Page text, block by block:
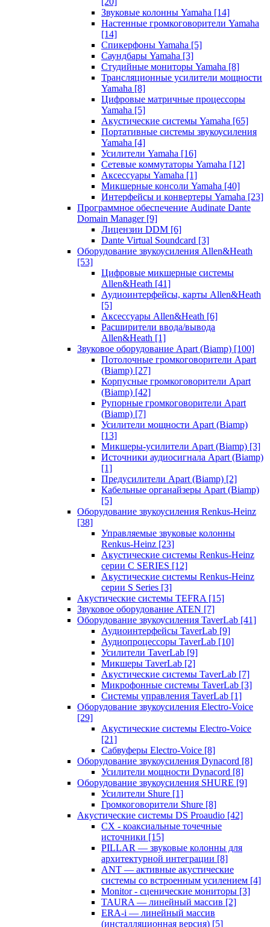
Звуковые колонны Yamaha [14]
Настенные громкоговорители Yamaha
[14]
Спикерфоны Yamaha [5]
Саундбары Yamaha [3]
Студийные мониторы Yamaha [8]
Трансляционные усилители мощности
Yamaha [8]
Цифровые матричные процессоры
Yamaha [5]
Акустические системы Yamaha [65]
Портативные системы звукоусиления
Yamaha [4]
Усилители Yamaha [16]
Сетевые коммутаторы Yamaha [12]
Аксессуары Yamaha [1]
Микшерные консоли Yamaha [40]
Интерфейсы и конвертеры Yamaha [23]
Программное обеспечение Audinate Dante
Domain Manager [9]
Лицензии DDM [6]
Dante Virtual Soundcard [3]
Оборудование звукоусиления Allen&Heath
[53]
Цифровые микшерные системы
Allen&Heath [41]
Аудиоинтерфейсы, карты Allen&Heath
[5]
Аксессуары Allen&Heath [6]
Расширители ввода/вывода
Allen&Heath [1]
Звуковое оборудование Apart (Biamp) [100]
Потолочные громкоговорители Apart
(Biamp) [27]
Корпусные громкоговорители Apart
(Biamp) [42]
Рупорные громкоговорители Apart
(Biamp) [7]
Усилители мощности Apart (Biamp)
[13]
Микшеры-усилители Apart (Biamp) [3]
Источники аудиосигнала Apart (Biamp)
[1]
Предусилители Apart (Biamp) [2]
Кабельные органайзеры Apart (Biamp)
[5]
Оборудование звукоусиления Renkus-Heinz
[38]
Управляемые звуковые колонны
Renkus-Heinz [23]
Акустические системы Renkus-Heinz
серии C SERIES [12]
Акустические системы Renkus-Heinz
серии S Series [3]
Акустические системы TEFRA [15]
Звуковое оборудование ATEN [7]
Оборудование звукоусиления TaverLab [41]
Аудиоинтерфейсы TaverLab [9]
Аудиопроцессоры TaverLab [10]
Усилители TaverLab [9]
Микшеры TaverLab [2]
Акустические системы TaverLab [7]
Микрофонные системы TaverLab [3]
Системы управления TaverLab [1]
Оборудование звукоусиления Electro-Voice
[29]
Акустические системы Electro-Voice
[21]
Сабвуферы Electro-Voice [8]
Оборудование звукоусиления Dynacord [8]
Усилители мощности Dynacord [8]
Оборудование звукоусиления SHURE [9]
Усилители Shure [1]
Громкоговорители Shure [8]
Акустические системы DS Proaudio [42]
CX - коаксиальные точечные
источники [15]
PILLAR — звуковые колонны для
архитектурной интеграции [8]
ANT — активные акустические
системы со встроенным усилением [4]
Monitor - сценические мониторы [3]
TAURA — линейный массив [2]
ERA-i — линейный массив
(инсталляционная версия) [5]